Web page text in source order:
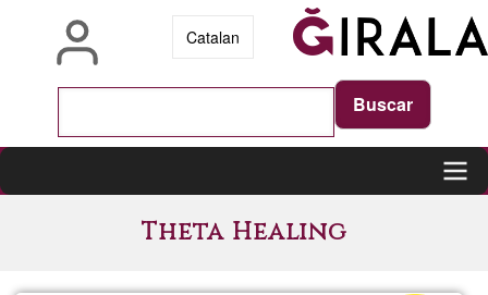
Catalan
navigation
Theta Healing